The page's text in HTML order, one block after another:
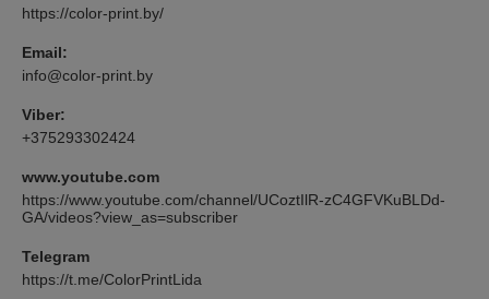
https://color-print.by/
Email:
info@color-print.by
Viber:
+375293302424
www.youtube.com
https://www.youtube.com/channel/UCoztIlR-zC4GFVKuBLDd-
GA/videos?view_as=subscriber
Telegram
https://t.me/ColorPrintLida